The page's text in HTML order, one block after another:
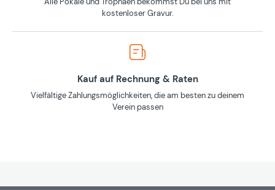
kostenloser Gravur.
Kauf auf Rechnung & Raten
Vielfältige Zahlungsmöglichkeiten, die am besten zu deinem
Verein passen